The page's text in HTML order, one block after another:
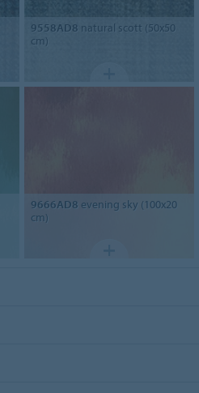
9558AD8 natural scott (50x50
cm)
9666AD8 evening sky (100x20
cm)